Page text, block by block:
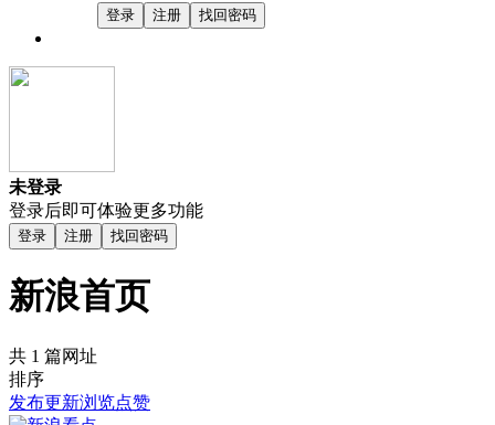
登录 注册 找回密码
未登录
登录后即可体验更多功能
登录 注册 找回密码
新浪首页
共 1 篇网址
排序
发布更新浏览点赞